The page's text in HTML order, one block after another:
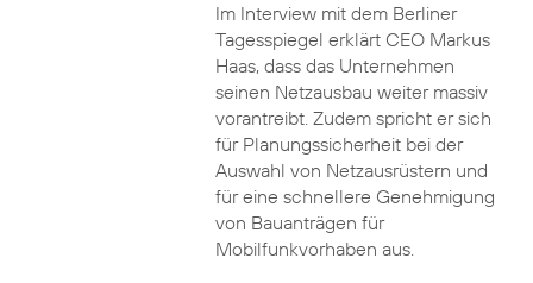
Im Interview mit dem Berliner
Tagesspiegel erklärt CEO Markus
Haas, dass das Unternehmen
seinen Netzausbau weiter massiv
vorantreibt. Zudem spricht er sich
für Planungssicherheit bei der
Auswahl von Netzausrüstern und
für eine schnellere Genehmigung
von Bauanträgen für
Mobilfunkvorhaben aus.